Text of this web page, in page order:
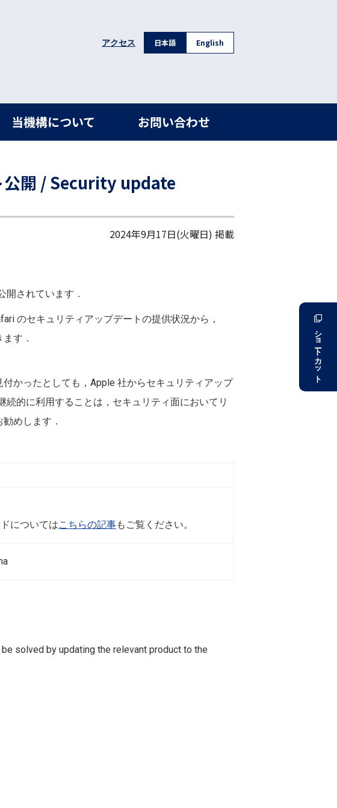
アクセス 日本語 English
当機構について お問い合わせ
公開 / Security update
2024年9月17日(火曜日) 掲載
開されています．
のセキュリティアップデートの提供状況から，
す．
かったとしても，Apple 社からセキュリティアップ
的に利用することは，セキュリティ面においてリ
めします．
についてはこちらの記事もご覧ください。
solved by updating the relevant product to the
ショートカット